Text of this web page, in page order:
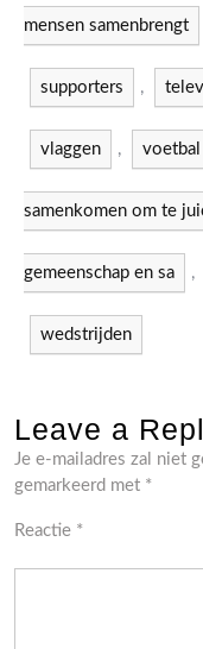
mensen samenbrengt
supporters ,
vlaggen , voetbal
samenkomen om te
gemeenschap en sa ,
wedstrijden
Leave a
Je e-mailadres zal niet
gemarkeerd met *
Reactie *